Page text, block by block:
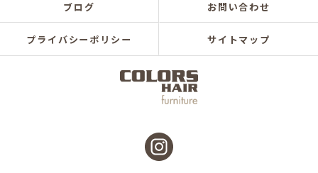
ブログ お問い合わせ
プライバシーポリシー サイトマップ